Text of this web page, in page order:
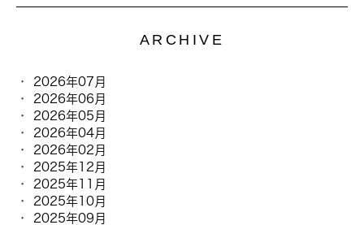
ARCHIVE
2026年07月
2026年06月
2026年05月
2026年04月
2026年02月
2025年12月
2025年11月
2025年10月
2025年09月